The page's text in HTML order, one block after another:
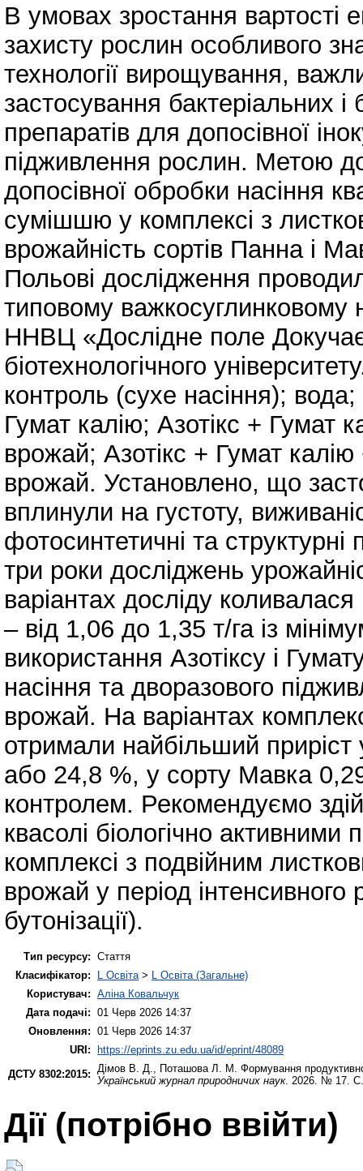
В умовах зростання вартості
захисту рослин особливого
технології вирощування,
застосування бактеріальних і
препаратів для допосівної
підживлення рослин. Метою
допосівної обробки насіння
сумішшю у комплексі з
врожайність сортів Панна і
Польові дослідження
типовому важкосуглинковому
ННВЦ «Дослідне поле
біотехнологічного
контроль (сухе насіння);
Гумат калію; Азотікс + Гумат
врожай; Азотікс + Гумат
врожай. Установлено, що
вплинули на густоту,
фотосинтетичні та
три роки досліджень
варіантах досліду
– від 1,06 до 1,35 т/га із
використання Азотіксу і
насіння та дворазового
врожай. На варіантах
отримали найбільший
або 24,8 %, у сорту Мавка
контролем. Рекомендуємо
квасолі біологічно активними
комплексі з подвійним
врожай у період
бутонізації).
Тип ресурсу: Стаття
Класифікатор:
L Освіта > L Освіта (Загальне)
Користувач: Аліна Ковальчук
Дата подачі: 01 Черв 2026 14:37
Оновлення: 01 Черв 2026 14:37
URI: https://eprints.zu.edu.ua/id/eprint/48089
ДСТУ 8302:2015:
Дімов В. Д. Поташова Л. М. Формування
Український журнал природничих наук. 2026. № 17.
Дії ​​(потрібно ввійти)